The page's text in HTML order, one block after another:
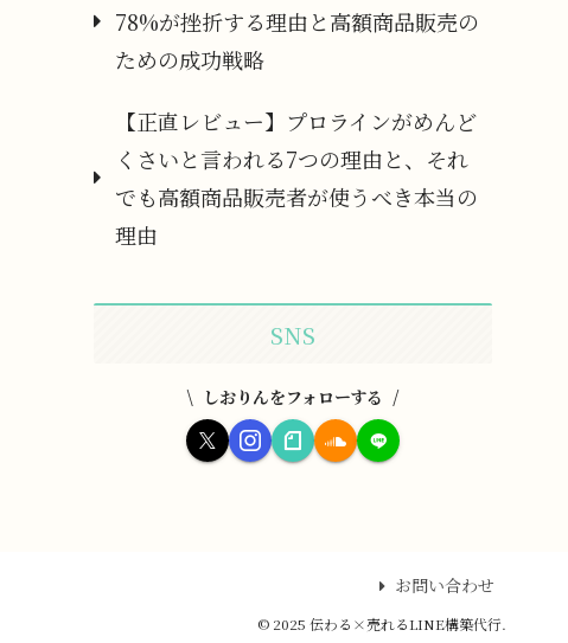
78%が挫折する理由と高額商品販売の
ための成功戦略
【正直レビュー】プロラインがめんど
くさいと言われる7つの理由と、それ
でも高額商品販売者が使うべき本当の
理由
SNS
しおりんをフォローする
お問い合わせ
© 2025 伝わる×売れるLINE構築代行.